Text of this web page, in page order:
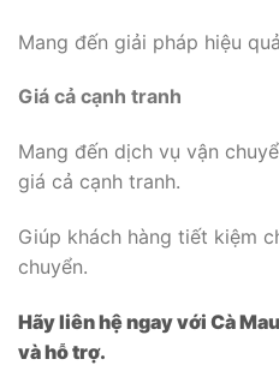
Mang đến giải pháp hiệu quả
Giá cả cạnh tranh
Mang đến dịch vụ vận
giá cả cạnh tranh.
Giúp khách hàng tiết kiệm
chuyển.
Hãy liên hệ ngay với Cà
và hỗ trợ.